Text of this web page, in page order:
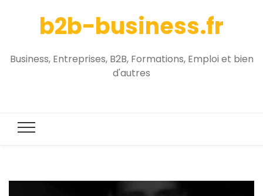
b2b-business.fr
Business, Entreprises, B2B, Formations, Emploi et bien
d'autres